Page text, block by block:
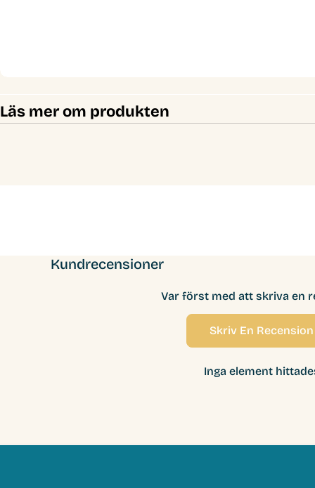
Läs mer om produkten
Kundrecensioner
Var först med att skriva en
Skriv En Recension
Inga element